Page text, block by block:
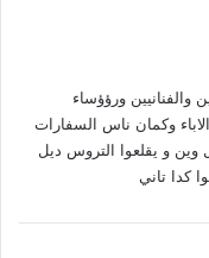
والفنانيين ورؤؤساء
وكمان ناس السفارات
وين و يقلعوا التروس ديل
كدا تاني